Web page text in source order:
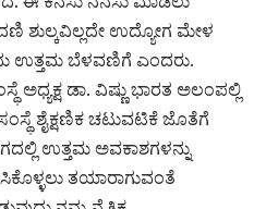
ಶುಲ್ಕವಿಲ್ಲದೇ ಉದ್ಯೋಗ ಮೇಳ
ಉತ್ತಮ ಬೆಳವಣಿಗೆ ಎಂದರು.
ಅಧ್ಯಕ್ಷ ಡಾ. ವಿಷ್ಣು ಭಾರತ ಅಲಂಪಲ್ಲಿ
ಶೈಕ್ಷಣಿಕ ಚಟುವಟಿಕೆ ಜೊತೆಗೆ
ಉತ್ತಮ ಅವಕಾಶಗಳನ್ನು
ತಯಾರಾಗುವಂತೆ